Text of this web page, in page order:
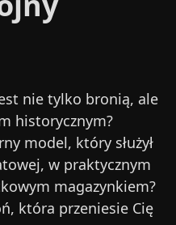
nie tylko bronią, ale
historycznym?
model, który służył
w praktycznym
magazynkiem?
która przeniesie Cię